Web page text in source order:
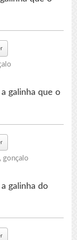
galinha que o
, gonçalo
galinha do